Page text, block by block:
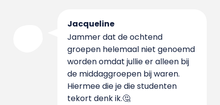
Jacqueline
Jammer dat de ochtend
groepen helemaal niet genoemd
worden omdat jullie er alleen bij
de middaggroepen bij waren.
Hiermee die je die studenten
tekort denk ik.🤔